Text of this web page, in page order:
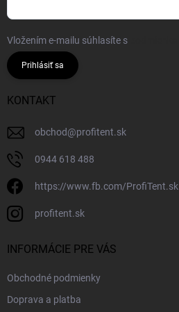
Vložením e-mailu súhlasíte s
Prihlásiť sa
KONTAKT
obchod@profitent.sk
0944 618 488
https://www.fb.com/ProfiTent.sk
profitent.sk
INFORMÁCIE PRE VÁS
Obchodné podmienky
Doprava a platba